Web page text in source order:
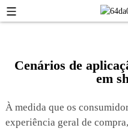
Cenários de
em
À medida que os
experiência geral de